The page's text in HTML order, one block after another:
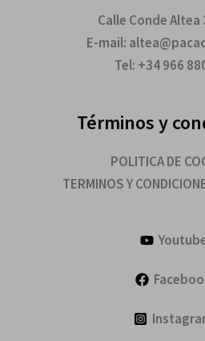
Calle Conde Altea
E-mail:
Tel: +34 966
Términos y
POLITICA DE
TERMINOS Y